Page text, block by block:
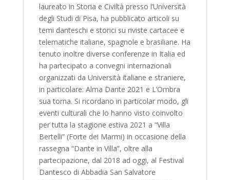
laureato in Storia e Civiltà presso l’Università
degli Studi di Pisa, ha pubblicato articoli su
temi danteschi e storici su riviste cartacee e
telematiche italiane, spagnole e brasiliane. Ha
tenuto inoltre diverse conferenze in Italia ed
ha partecipato a convegni internazionali
organizzati da Università italiane e straniere,
in particolare: Alma Dante 2021 e L’Ombra
sua torna. Si ricordano in particolar modo, gli
eventi culturali che lo hanno visto coinvolto
per tutta la stagione estiva 2021 a “Villa
Bertelli” (Forte dei Marmi) in occasione della
rassegna “Dante in Villa”, oltre alla
partecipazione, dal 2018 ad oggi, al Festival
Dantesco di Abbadia San Salvatore